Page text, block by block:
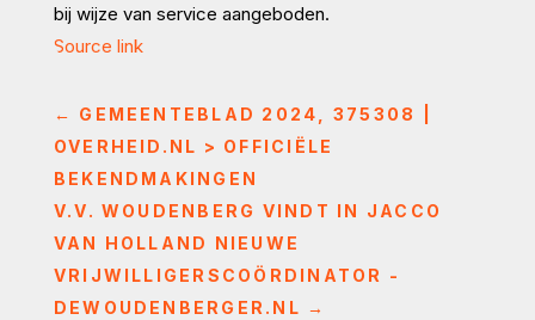
bij wijze van service aangeboden.
Source link
← GEMEENTEBLAD 2024, 375308 |
OVERHEID.NL > OFFICIËLE
BEKENDMAKINGEN
V.V. WOUDENBERG VINDT IN JACCO
VAN HOLLAND NIEUWE
VRIJWILLIGERSCOÖRDINATOR -
DEWOUDENBERGER.NL →